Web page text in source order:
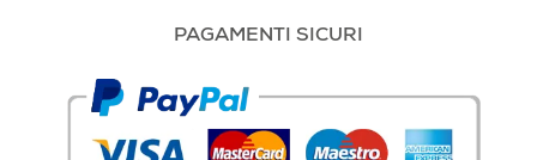
PAGAMENTI SICURI